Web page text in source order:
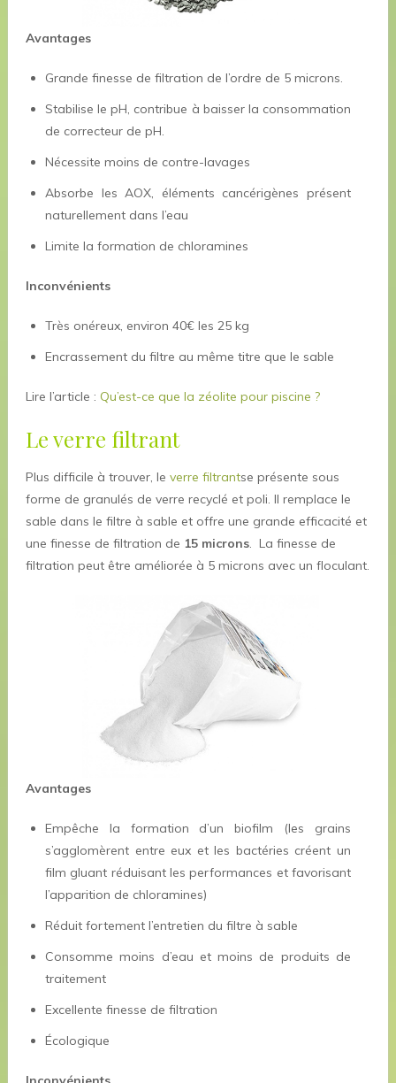
Avantages
Grande finesse de filtration de l’ordre de 5 microns.
Stabilise le pH, contribue à baisser la consommation
de correcteur de pH.
Nécessite moins de contre-lavages
Absorbe les AOX, éléments cancérigènes présent
naturellement dans l’eau
Limite la formation de chloramines
Inconvénients
Très onéreux, environ 40€ les 25 kg
Encrassement du filtre au même titre que le sable
Lire l’article : Qu’est-ce que la zéolite pour piscine ?
Le verre filtrant
Plus difficile à trouver, le verre filtrantse présente sous
forme de granulés de verre recyclé et poli. Il remplace le
sable dans le filtre à sable et offre une grande efficacité et
une finesse de filtration de 15 microns. La finesse de
filtration peut être améliorée à 5 microns avec un floculant.
Avantages
Empêche la formation d’un biofilm (les grains
s’agglomèrent entre eux et les bactéries créent un
film gluant réduisant les performances et favorisant
l’apparition de chloramines)
Réduit fortement l’entretien du filtre à sable
Consomme moins d’eau et moins de produits de
traitement
Excellente finesse de filtration
Écologique